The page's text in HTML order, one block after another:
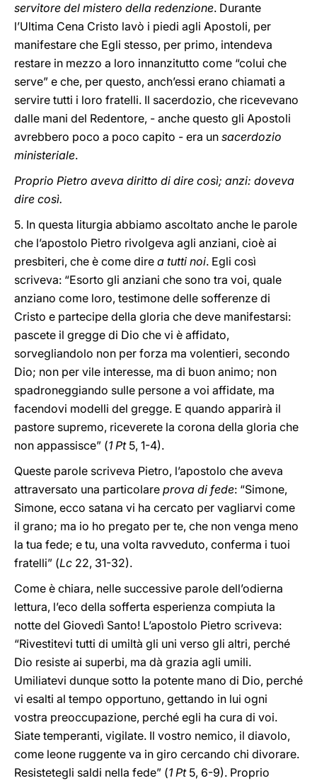
servitore del mistero della redenzione. Durante
l’Ultima Cena Cristo lavò i piedi agli Apostoli, per
manifestare che Egli stesso, per primo, intendeva
restare in mezzo a loro innanzitutto come “colui che
serve” e che, per questo, anch’essi erano chiamati a
servire tutti i loro fratelli. Il sacerdozio, che ricevevano
dalle mani del Redentore, - anche questo gli Apostoli
avrebbero poco a poco capito - era un sacerdozio
ministeriale.
Proprio Pietro aveva diritto di dire così; anzi: doveva
dire così.
5. In questa liturgia abbiamo ascoltato anche le parole
che l’apostolo Pietro rivolgeva agli anziani, cioè ai
presbiteri, che è come dire a tutti noi. Egli così
scriveva: “Esorto gli anziani che sono tra voi, quale
anziano come loro, testimone delle sofferenze di
Cristo e partecipe della gloria che deve manifestarsi:
pascete il gregge di Dio che vi è affidato,
sorvegliandolo non per forza ma volentieri, secondo
Dio; non per vile interesse, ma di buon animo; non
spadroneggiando sulle persone a voi affidate, ma
facendovi modelli del gregge. E quando apparirà il
pastore supremo, riceverete la corona della gloria che
non appassisce” (1 Pt 5, 1-4).
Queste parole scriveva Pietro, l’apostolo che aveva
attraversato una particolare prova di fede: “Simone,
Simone, ecco satana vi ha cercato per vagliarvi come
il grano; ma io ho pregato per te, che non venga meno
la tua fede; e tu, una volta ravveduto, conferma i tuoi
fratelli” (Lc 22, 31-32).
Come è chiara, nelle successive parole dell’odierna
lettura, l’eco della sofferta esperienza compiuta la
notte del Giovedì Santo! L’apostolo Pietro scriveva:
“Rivestitevi tutti di umiltà gli uni verso gli altri, perché
Dio resiste ai superbi, ma dà grazia agli umili.
Umiliatevi dunque sotto la potente mano di Dio, perché
vi esalti al tempo opportuno, gettando in lui ogni
vostra preoccupazione, perché egli ha cura di voi.
Siate temperanti, vigilate. Il vostro nemico, il diavolo,
come leone ruggente va in giro cercando chi divorare.
Resistetegli saldi nella fede” (1 Pt5, 6-9). Proprio